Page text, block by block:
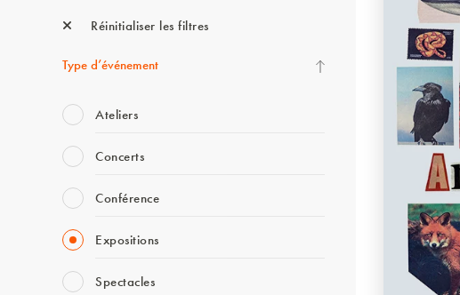
Réinitialiser les filtres
Type d’événement
Ateliers
Concerts
Conférence
Expositions
Spectacles